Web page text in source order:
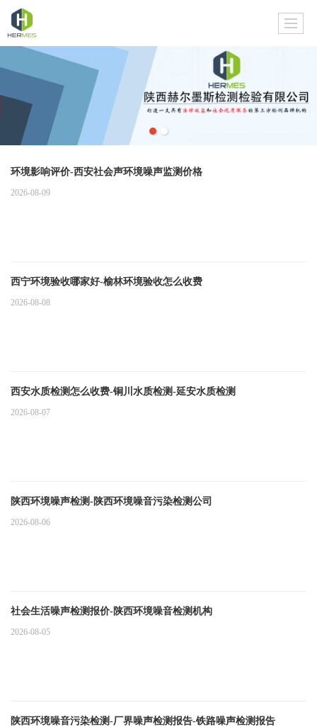
环境影响评价-西安社会声环境噪声监测价格
2026-08-09
西宁环境验收哪家好-榆林环境验收怎么收费
2026-08-08
西安水质检测怎么收费-铜川水质检测-延安水质检测
2026-08-07
陕西环境噪声检测-陕西环境噪音污染检测公司
2026-08-06
社会生活噪声检测报价-陕西环境噪音检测机构
2026-08-05
陕西环境噪音污染检测-厂界噪声检测报告-铁路噪声检测报告